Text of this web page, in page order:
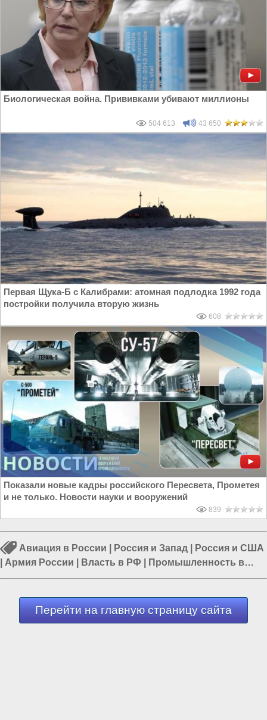
Биологическая война. Прививками убивают миллионы
504 613 43 650
Первая Щука-Б с Калибрами: атомная подлодка 1992 года
постройки получила вторую жизнь
608
Показали новые кадры российского Пересвета, Прометея
и не только. Новости науки и вооружений
839
Авиация в России Россия и Запад
Россия и США
Армия России Власть в РФ
Промышленность в
России|Россия и Евразия
Перейти на главную страницу сайта